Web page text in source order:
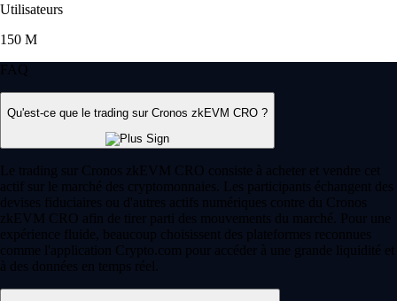
Utilisateurs
150 M
FAQ
Qu'est-ce que le trading sur Cronos zkEVM CRO ?
Le trading sur Cronos zkEVM CRO consiste à acheter et vendre cet
actif sur le marché des cryptomonnaies. Les participants échangent des
devises fiduciaires ou d'autres actifs numériques contre du Cronos
zkEVM CRO afin de tirer parti des mouvements du marché. Pour une
expérience fluide, beaucoup choisissent des plateformes reconnues
comme l'application Crypto.com pour accéder à une grande liquidité et
à des données en temps réel.